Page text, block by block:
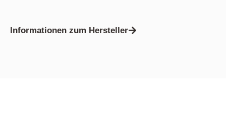
Informationen zum Hersteller